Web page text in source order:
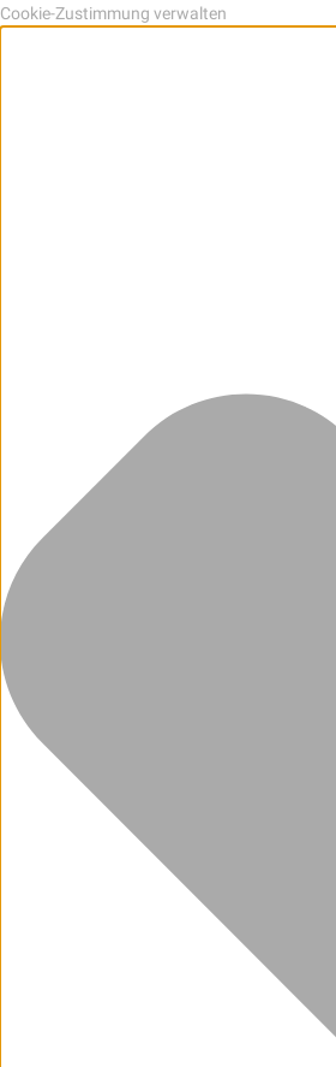
Cookie-Zustimmung verwalten